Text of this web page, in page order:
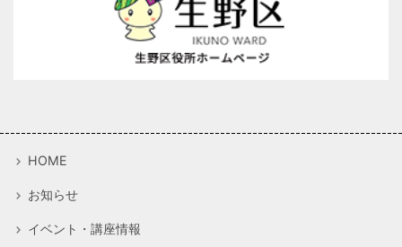
HOME
お知らせ
イベント・講座情報